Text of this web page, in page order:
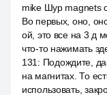
mike Шур magnets
Во первых, оно,
ой, это все на 3 д
что-то нажимать
131 : Подождите,
на магнитах. То
использовать,